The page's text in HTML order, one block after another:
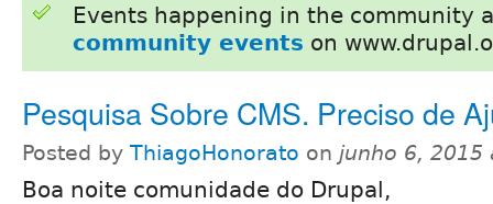
Events happening in the community
community events on
Pesquisa Sobre CMS. Preciso de
Posted by ThiagoHonorato on junho 6, 2015
Boa noite comunidade do Drupal,